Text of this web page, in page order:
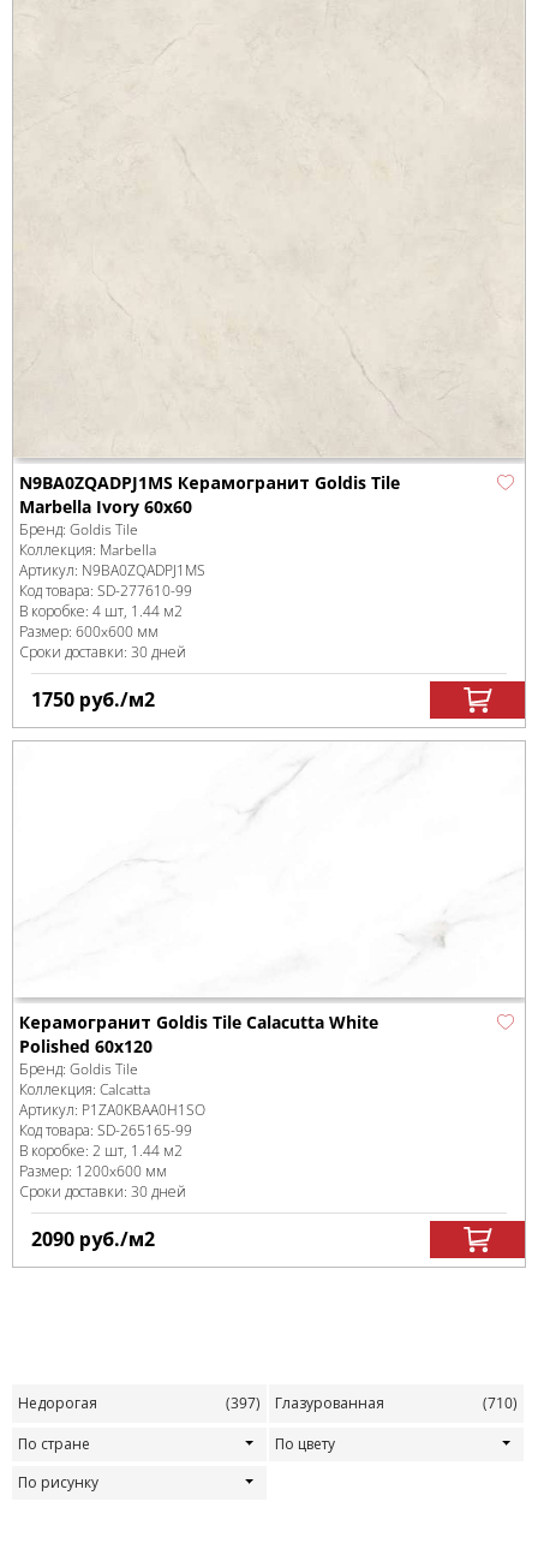
N9BA0ZQADPJ1MS Керамогранит Goldis Tile
Marbella Ivory 60x60
Бренд: Goldis Tile
Коллекция: Marbella
Артикул: N9BA0ZQADPJ1MS
Код товара: SD-277610-99
В коробке: 4 шт, 1.44 м2
Размер: 600x600 мм
Сроки доставки: 30 дней
1750 руб./м2
Керамогранит Goldis Tile Calacutta White
Polished 60х120
Бренд: Goldis Tile
Коллекция: Calcatta
Артикул: P1ZA0KBAA0H1SO
Код товара: SD-265165-99
В коробке: 2 шт, 1.44 м2
Размер: 1200x600 мм
Сроки доставки: 30 дней
2090 руб./м2
Недорогая (397) Глазурованная
(710)
По стране
По цвету
По рисунку